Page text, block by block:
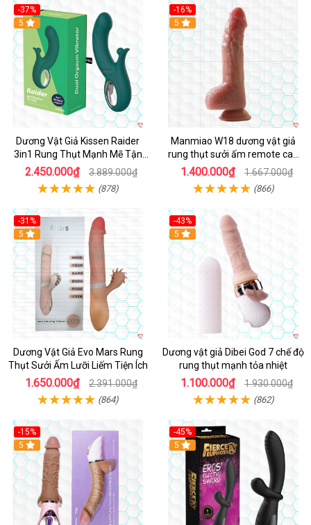
-37%
Hot
5
Dương Vật Giả Kissen Raider
3in1 Rung Thụt Mạnh Mẽ Tận
Hưởng
2.450.000₫ 3.889.000₫
(878)
-16%
Hot
5
Manmiao W18 dương vật giả
rung thụt sưởi ấm remote cao
cấp
1.400.000₫ 1.667.000₫
(866)
-31%
5
Dương Vật Giả Evo Mars Rung
Thụt Sưởi Ấm Lưỡi Liếm Tiện Ích
1.650.000₫ 2.391.000₫
(864)
-43%
Hot
5
Dương vật giả Dibei God 7 chế độ
rung thụt mạnh tỏa nhiệt
1.100.000₫ 1.930.000₫
(862)
-15%
5
-45%
5